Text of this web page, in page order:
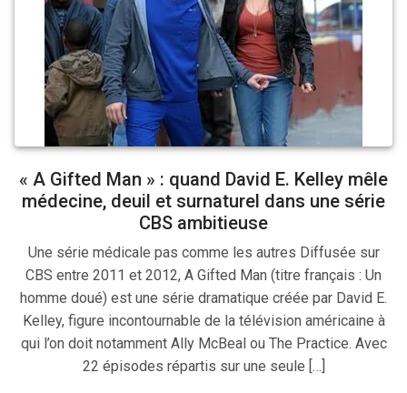
« A Gifted Man » : quand David E. Kelley mêle
médecine, deuil et surnaturel dans une série
CBS ambitieuse
Une série médicale pas comme les autres Diffusée sur
CBS entre 2011 et 2012, A Gifted Man (titre français : Un
homme doué) est une série dramatique créée par David E.
Kelley, figure incontournable de la télévision américaine à
qui l’on doit notamment Ally McBeal ou The Practice. Avec
22 épisodes répartis sur une seule […]